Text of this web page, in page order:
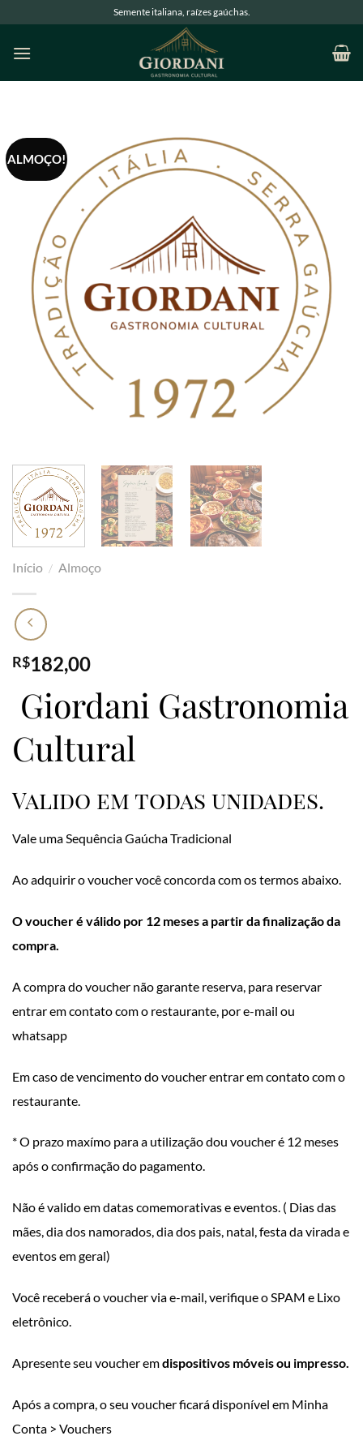
Semente italiana, raízes gaúchas.
ALMOÇO!
Início / Almoço
R$182,00
Giordani Gastronomia
Cultural
Valido em todas unidades.
Vale uma Sequência Gaúcha Tradicional
Ao adquirir o voucher você concorda com os termos abaixo.
O voucher é válido por 12 meses a partir da finalização da
compra.
A compra do voucher não garante reserva, para reservar
entrar em contato com o restaurante, por e-mail ou
whatsapp
Em caso de vencimento do voucher entrar em contato com o
restaurante.
* O prazo maxímo para a utilização dou voucher é 12 meses
após o confirmação do pagamento.
Não é valido em datas comemorativas e eventos. ( Dias das
mães, dia dos namorados, dia dos pais, natal, festa da virada e
eventos em geral)
Você receberá o voucher via e-mail, verifique o SPAM e Lixo
eletrônico.
Apresente seu voucher emdispositivos móveis ou impresso.
Após a compra, o seu voucher ficará disponível em Minha
Conta > Vouchers